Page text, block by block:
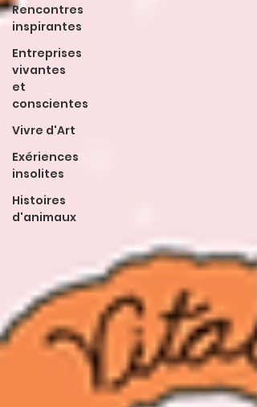
Rencontres
inspirantes
Entreprises
vivantes
et
conscientes
Vivre d'Art
Exériences
insolites
Histoires
d'animaux